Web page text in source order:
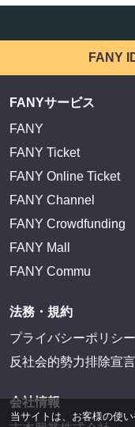
FANY
FANYサービス
FANY
FANY Ticket
FANY Online Ticket
FANY Channel
FANY Crowdfunding
FANY Mall
FANY Commu
法務・規約
プライバシーポリシー
反社会的勢力排除宣言
会社情報
当サイトは、お客様の使